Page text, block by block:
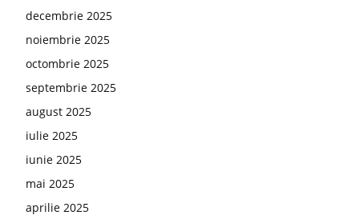
decembrie 2025
noiembrie 2025
octombrie 2025
septembrie 2025
august 2025
iulie 2025
iunie 2025
mai 2025
aprilie 2025